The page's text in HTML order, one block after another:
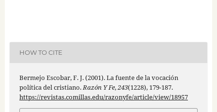
HOW TO CITE
Bermejo Escobar, F. J. (2001). La fuente de la vocación
política del cristiano.Razón Y Fe,243(1228), 179-187.
https://revistas.comillas.edu/razonyfe/article/view/18957